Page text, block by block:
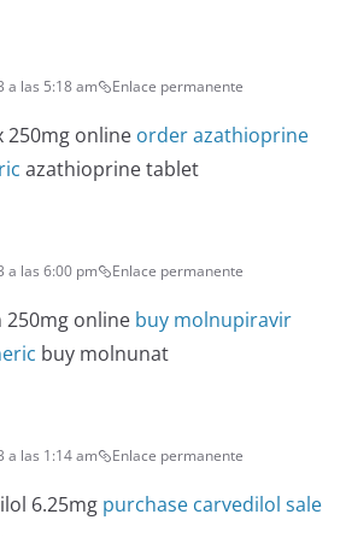
a las 5:18 am Enlace permanente
250mg online order azathioprine
azathioprine tablet
a las 6:00 pm Enlace permanente
250mg online buy molnupiravir
buy molnunat
a las 1:14 am Enlace permanente
6.25mg purchase carvedilol sale